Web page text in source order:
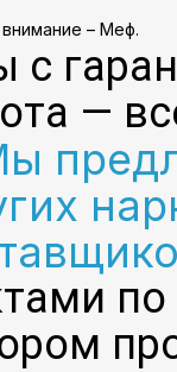
– Меф.
—